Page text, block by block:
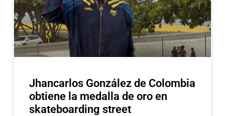
Jhancarlos González de Colombia
obtiene la medalla de oro en
skateboarding street